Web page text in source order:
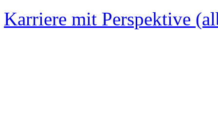
Karriere mit Perspektive